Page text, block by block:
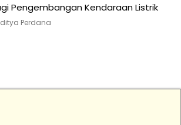
Pengembangan Kendaraan Listrik
Perdana